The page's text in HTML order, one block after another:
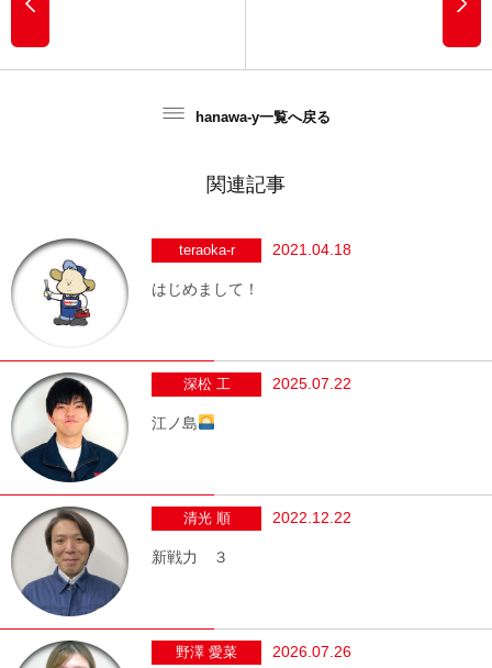
hanawa-y一覧へ戻る
関連記事
teraoka-r 2021.04.18
はじめまして！
深松 工 2025.07.22
江ノ島
清光 順 2022.12.22
新戦力 ３
野澤 愛菜 2026.07.26